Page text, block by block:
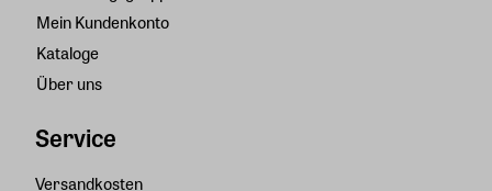
Mein Kundenkonto
Kataloge
Über uns
Service
Versandkosten